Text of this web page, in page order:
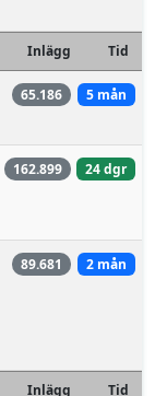
Inlägg Tid
65.186 5 mån
162.899 24 dgr
89.681 2 mån
Inlägg Tid